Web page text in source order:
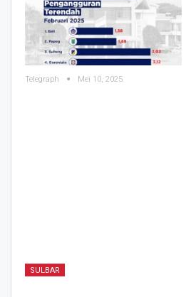
Telegraph Mei 10, 2025
SULBAR